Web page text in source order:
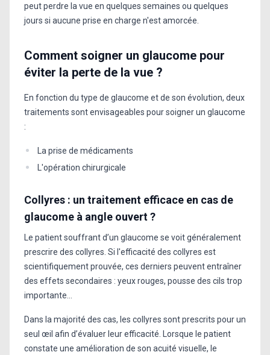
peut perdre la vue en quelques semaines ou quelques
jours si aucune prise en charge n'est amorcée.
Comment soigner un glaucome pour
éviter la perte de la vue ?
En fonction du type de glaucome et de son évolution, deux
traitements sont envisageables pour soigner un glaucome
:
La prise de médicaments
L'opération chirurgicale
Collyres : un traitement efficace en cas de
glaucome à angle ouvert ?
Le patient souffrant d’un glaucome se voit généralement
prescrire des collyres. Si l'efficacité des collyres est
scientifiquement prouvée, ces derniers peuvent entraîner
des effets secondaires : yeux rouges, pousse des cils trop
importante…
Dans la majorité des cas, les collyres sont prescrits pour un
seul œil afin d’évaluer leur efficacité. Lorsque le patient
constate une amélioration de son acuité visuelle, le